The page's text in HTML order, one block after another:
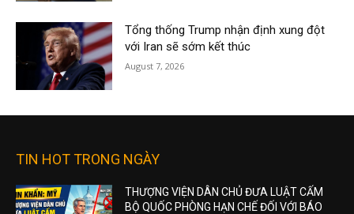
Tổng thống Trump nhận định xung đột
với Iran sẽ sớm kết thúc
August 7, 2026
TIN HOT TRONG NGÀY
THƯỢNG VIỆN DÂN CHỦ ĐƯA LUẬT CẤM
BỘ QUỐC PHÒNG HẠN CHẾ ĐỐI VỚI BÁO